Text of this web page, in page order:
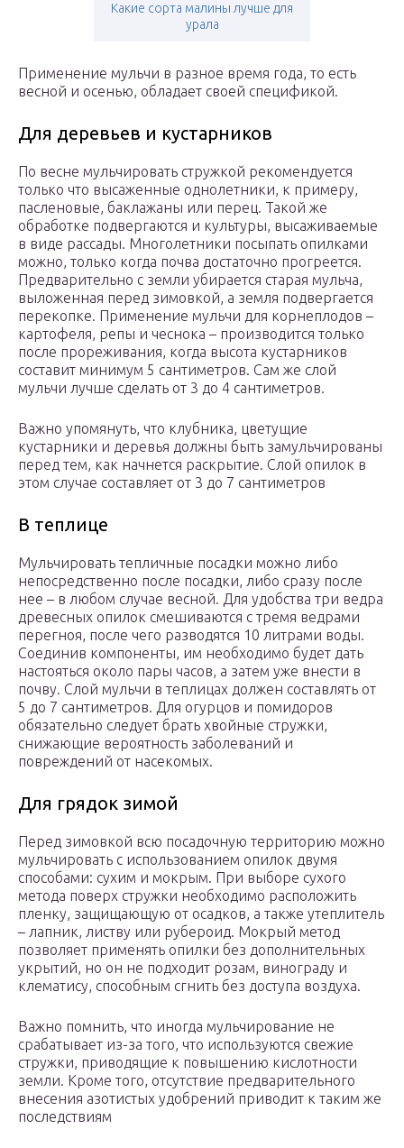
Какие сорта малины лучше для
урала
Применение мульчи в разное время года, то есть
весной и осенью, обладает своей спецификой.
Для деревьев и кустарников
По весне мульчировать стружкой рекомендуется
только что высаженные однолетники, к примеру,
пасленовые, баклажаны или перец. Такой же
обработке подвергаются и культуры, высаживаемые
в виде рассады. Многолетники посыпать опилками
можно, только когда почва достаточно прогреется.
Предварительно с земли убирается старая мульча,
выложенная перед зимовкой, а земля подвергается
перекопке. Применение мульчи для корнеплодов –
картофеля, репы и чеснока – производится только
после прореживания, когда высота кустарников
составит минимум 5 сантиметров. Сам же слой
мульчи лучше сделать от 3 до 4 сантиметров.
Важно упомянуть, что клубника, цветущие
кустарники и деревья должны быть замульчированы
перед тем, как начнется раскрытие. Слой опилок в
этом случае составляет от 3 до 7 сантиметров
В теплице
Мульчировать тепличные посадки можно либо
непосредственно после посадки, либо сразу после
нее – в любом случае весной. Для удобства три ведра
древесных опилок смешиваются с тремя ведрами
перегноя, после чего разводятся 10 литрами воды.
Соединив компоненты, им необходимо будет дать
настояться около пары часов, а затем уже внести в
почву. Слой мульчи в теплицах должен составлять от
5 до 7 сантиметров. Для огурцов и помидоров
обязательно следует брать хвойные стружки,
снижающие вероятность заболеваний и
повреждений от насекомых.
Для грядок зимой
Перед зимовкой всю посадочную территорию можно
мульчировать с использованием опилок двумя
способами: сухим и мокрым. При выборе сухого
метода поверх стружки необходимо расположить
пленку, защищающую от осадков, а также утеплитель
– лапник, листву или рубероид. Мокрый метод
позволяет применять опилки без дополнительных
укрытий, но он не подходит розам, винограду и
клематису, способным сгнить без доступа воздуха.
Важно помнить, что иногда мульчирование не
срабатывает из-за того, что используются свежие
стружки, приводящие к повышению кислотности
земли. Кроме того, отсутствие предварительного
внесения азотистых удобрений приводит к таким же
последствиям